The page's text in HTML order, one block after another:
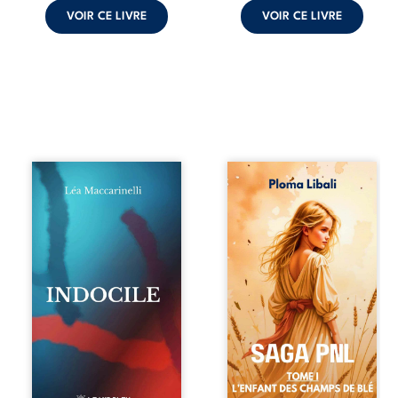
VOIR CE LIVRE VOIR CE LIVRE
Quatre parties.
Quatre refus.
Quatre visages
d’une existence en
friction. Entre les
silences qu’on ne
déchiffre pas, les
amours qu’on
dérange, les corps
qu’on administre
et les liens qu’on
sabote, cet
ouvrage parle à
vivent trop fort,
Autrefois, les
champs d’Atlantis
vibraient sous le
vent et les enfants
couraient dans les
blés. Puis la
couronne plia le
genou, livrant son
peuple à l’ombre
d’Ivorny. À Atove,
Luwel aurait pu
disparaître dans
les ruines de son
destin ; pourtant,
sous les pierres